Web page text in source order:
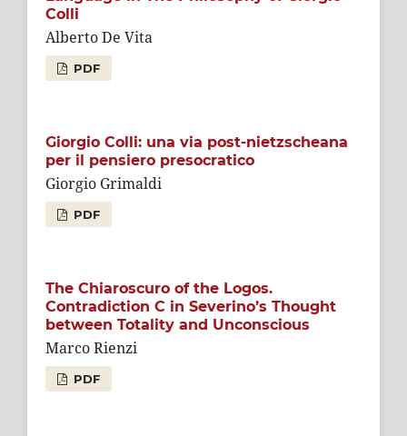
Colli
Alberto De Vita
PDF
Giorgio Colli: una via post-nietzscheana
per il pensiero presocratico
Giorgio Grimaldi
PDF
The Chiaroscuro of the Logos.
Contradiction C in Severino’s Thought
between Totality and Unconscious
Marco Rienzi
PDF